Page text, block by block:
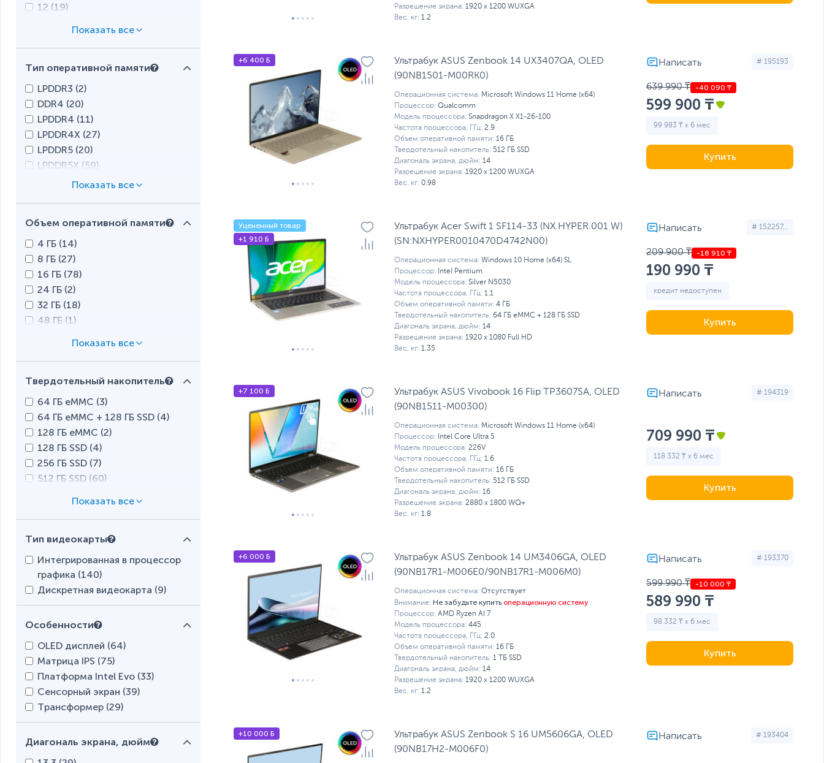
12 (19)
Тип оперативной памяти
LPDDR3 (2)
DDR4 (20)
LPDDR4 (11)
LPDDR4X (27)
LPDDR5 (20)
LPDDR5X (59)
Объем оперативной памяти
4 ГБ (14)
8 ГБ (27)
16 ГБ (78)
24 ГБ (2)
32 ГБ (18)
48 ГБ (1)
Твердотельный накопитель
64 ГБ eMMC (3)
64 ГБ eMMC + 128 ГБ SSD (4)
128 ГБ eMMC (2)
128 ГБ SSD (4)
256 ГБ SSD (7)
512 ГБ SSD (60)
Тип видеокарты
Интегрированная в процессор
графика (140)
Дискретная видеокарта (9)
Особенности
OLED дисплей (64)
Матрица IPS (75)
Платформа Intel Evo (33)
Сенсорный экран (39)
Трансформер (29)
Диагональ экрана, дюйм
Разрешение экрана: 1920 x 1200 WUXGA
Вес, кг: 1.2
+6 400 Б
Ультрабук ASUS Zenbook 14 UX3407QA, OLED
(90NB1501-M00RK0)
Операционная система: Microsoft Windows 11 Home (x64)
Процессор: Qualcomm
Модель процессора: Snapdragon X X1-26-100
Частота процессора, ГГц: 2.9
Объем оперативной памяти: 16 ГБ
Твердотельный накопитель: 512 ГБ SSD
Диагональ экрана, дюйм: 14
Разрешение экрана: 1920 x 1200 WUXGA
Вес, кг: 0.98
# 195193
639 990 ₸
599 900 ₸
99 983 ₸ x 6 мес
Купить
Уцененный товар
+1 910 Б
Ультрабук Acer Swift 1 SF114-33 (NX.HYPER.001 W)
(SN:NXHYPER0010470D4742N00)
Операционная система: Windows 10 Home (x64) SL
Процессор:
Intel Pentium
Модель процессора: Silver N5030
Частота процессора, ГГц: 1.1
Объем оперативной памяти: 4 ГБ
Твердотельный накопитель: 64 ГБ eMMC + 128 ГБ SSD
Диагональ экрана, дюйм: 14
Разрешение экрана: 1920 x 1080 Full HD
Вес, кг: 1.35
# 152257...
209 900 ₸
190 990 ₸
кредит недоступен
Купить
+7 100 Б
Ультрабук ASUS Vivobook 16 Flip TP3607SA, OLED
(90NB1511-M00300)
Операционная система: Microsoft Windows 11 Home (x64)
Процессор:
Intel Core Ultra 5
Модель процессора: 226V
Частота процессора, ГГц: 1.6
Объем оперативной памяти: 16 ГБ
Твердотельный накопитель: 512 ГБ SSD
Диагональ экрана, дюйм: 16
Разрешение экрана: 2880 x 1800 WQ+
Вес, кг: 1.8
# 194319
709 990 ₸
118 332 ₸ x 6 мес
Купить
+6 000 Б
Ультрабук ASUS Zenbook 14 UM3406GA, OLED
(90NB17R1-M006E0/90NB17R1-M006M0)
Операционная система: Отсутствует
Внимание: Не забудьте купить операционную систему
Процессор: AMD Ryzen AI 7
Модель процессора: 445
Частота процессора, ГГц: 2.0
Объем оперативной памяти: 16 ГБ
Твердотельный накопитель: 1 ТБ SSD
Диагональ экрана, дюйм: 14
Разрешение экрана: 1920 x 1200 WUXGA
Вес, кг: 1.2
# 193370
599 990 ₸
589 990 ₸
98 332 ₸ x 6 мес
Купить
+10 000 Б
Ультрабук ASUS Zenbook S 16 UM5606GA, OLED
(90NB17H2-M006F0)
# 193404